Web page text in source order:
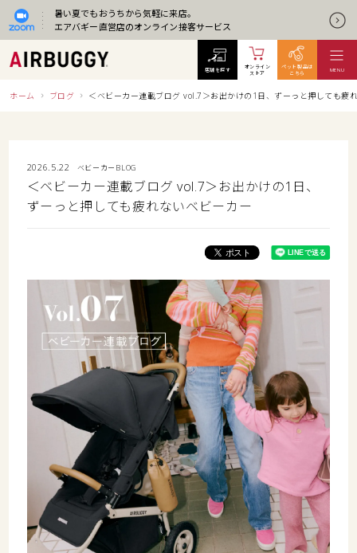
暑い夏でもおうちから気軽に来店。
エアバギー直営店のオンライン接客サービス
ホーム ブログ ＜ベビーカー連載ブログ vol.7＞お出かけの1日、ずーっと押しても疲
2026.5.22 ベビーカーBLOG
＜ベビーカー連載ブログ vol.7＞お出かけの1日、
ずーっと押しても疲れないベビーカー
店舗を探す
オンライン
ストア
ペット製品は
こちら
MENU